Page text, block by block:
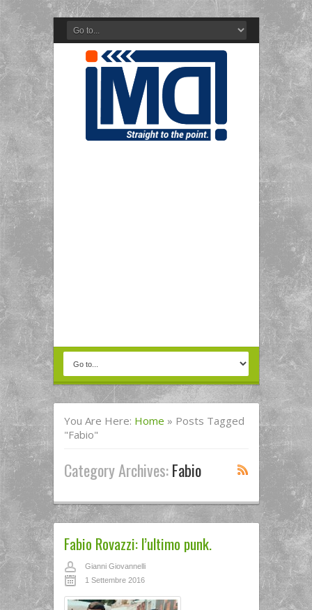
You Are Here: Home » Posts Tagged
"Fabio"
Category Archives:Fabio
Fabio Rovazzi: l’ultimo punk.
Gianni Giovannelli
1 Settembre 2016